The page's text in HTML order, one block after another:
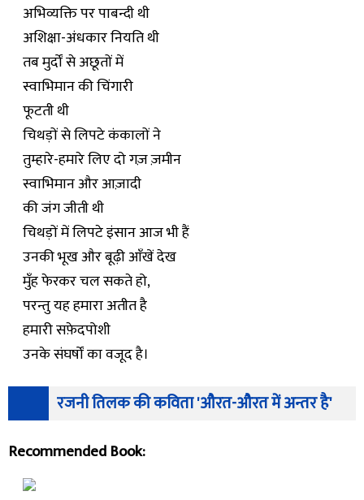
अभिव्यक्ति पर पाबन्दी थी
अशिक्षा-अंधकार नियति थी
तब मुर्दों से अछूतों में
स्वाभिमान की चिंगारी
फूटती थी
चिथड़ों से लिपटे कंकालों ने
तुम्हारे-हमारे लिए दो गज़ ज़मीन
स्वाभिमान और आज़ादी
की जंग जीती थी
चिथड़ों में लिपटे इंसान आज भी हैं
उनकी भूख और बूढ़ी आँखें देख
मुँह फेरकर चल सकते हो,
परन्तु यह हमारा अतीत है
हमारी सफ़ेदपोशी
उनके संघर्षों का वजूद है।
रजनी तिलक की कविता 'औरत-औरत में अन्तर है'
Recommended Book: